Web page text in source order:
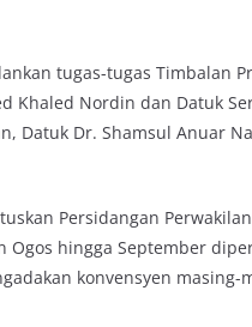
tugas-tugas Timbalan
Khaled Nordin dan Datuk
Datuk Dr. Shamsul Anuar
Persidangan
Ogos hingga September
konvensyen